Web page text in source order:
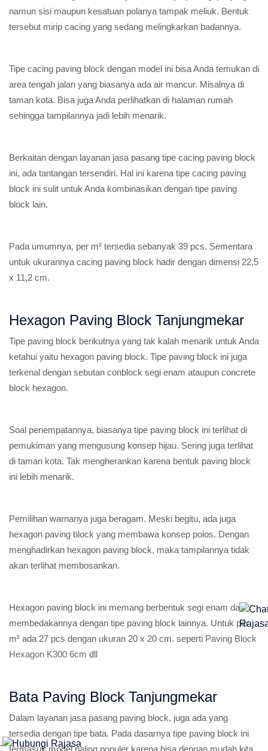
namun sisi maupun kesatuan polanya tampak meliuk. Bentuk
tersebut mirip cacing yang sedang melingkarkan badannya.
Tipe cacing paving block dengan model ini bisa Anda temukan di
area tengah jalan yang biasanya ada air mancur. Misalnya di
taman kota. Bisa juga Anda perlihatkan di halaman rumah
sehingga tampilannya jadi lebih menarik.
Berkaitan dengan layanan jasa pasang tipe cacing paving block
ini, ada tantangan tersendiri. Hal ini karena tipe cacing paving
block ini sulit untuk Anda kombinasikan dengan tipe paving
block lain.
Pada umumnya, per m² tersedia sebanyak 39 pcs. Sementara
untuk ukurannya cacing paving block hadir dengan dimensi 22,5
x 11,2 cm.
Hexagon Paving Block Tanjungmekar
Tipe paving block berikutnya yang tak kalah menarik untuk Anda
ketahui yaitu hexagon paving block. Tipe paving block ini juga
terkenal dengan sebutan conblock segi enam ataupun concrete
block hexagon.
Soal penempatannya, biasanya tipe paving block ini terlihat di
pemukiman yang mengusung konsep hijau. Sering juga terlihat
di taman kota. Tak mengherankan karena bentuk paving block
ini lebih menarik.
Pemilihan warnanya juga beragam. Meski begitu, ada juga
hexagon paving block yang membawa konsep polos. Dengan
menghadirkan hexagon paving block, maka tampilannya tidak
akan terlihat membosankan.
Hexagon paving block ini memang berbentuk segi enam dan
membedakannya dengan tipe paving block lainnya. Untuk per
m² ada 27 pcs dengan ukuran 20 x 20 cm. seperti Paving Block
Hexagon K300 6cm dll
Bata Paving Block Tanjungmekar
Dalam layanan jasa pasang paving block, juga ada yang
tersedia dengan tipe bata. Pada dasarnya tipe paving block ini
termasuk model paling populer karena bisa dengan mudah kita
.